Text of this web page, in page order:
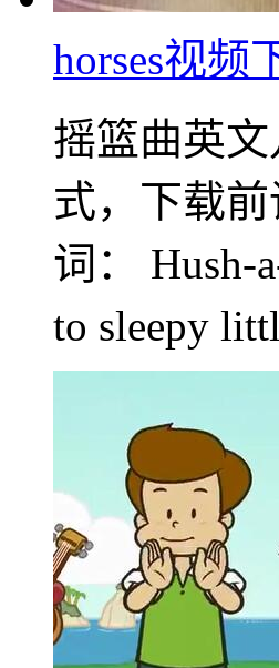
horses视频
摇篮曲英文
式，下载前
词： Hush-
to sleepy